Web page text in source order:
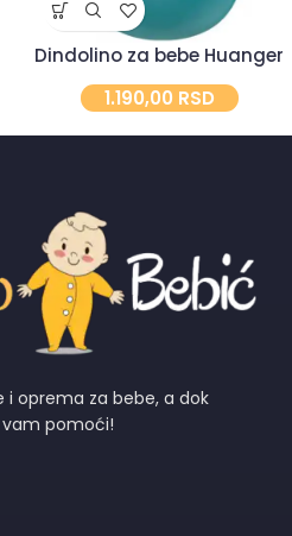
Dindolino za bebe Huanger
1.190,00 RSD
i oprema za bebe, a dok
vam pomoći!